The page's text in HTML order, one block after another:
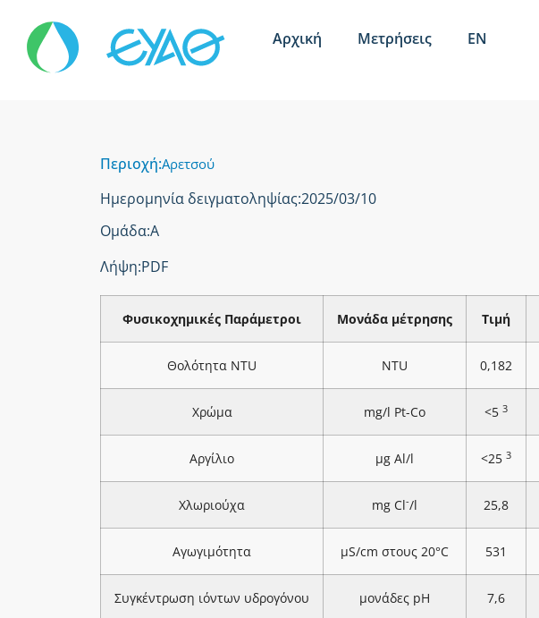
Αρχική Μετρήσεις EN
Περιοχή:Αρετσού
Ημερομηνία δειγματοληψίας:2025/03/10
Ομάδα:Α
Λήψη:PDF
Φυσικοχημικές Παράμετροι Μονάδα μέτρησης Τιμή
Θολότητα NTU NTU 0,182
Χρώμα mg/l Pt-Co <5 3
Αργίλιο μg Al/l <25 3
Χλωριούχα mg Cl-/l 25,8
Αγωγιμότητα μS/cm στους 20°C 531
Συγκέντρωση ιόντων υδρογόνου μονάδες pH 7,6